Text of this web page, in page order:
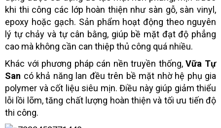
khi thi công các lớp hoàn thiện như sàn gỗ, sàn vinyl,
epoxy hoặc gạch. Sản phẩm hoạt động theo nguyên
lý tự chảy và tự cân bằng, giúp bề mặt đạt độ phẳng
cao mà không cần can thiệp thủ công quá nhiều.
Khác với phương pháp cán nền truyền thống,Vữa Tự
San có khả năng lan đều trên bề mặt nhờ hệ phụ gia
polymer và cốt liệu siêu mịn. Điều này giúp giảm thiểu
lỗi lồi lõm, tăng chất lượng hoàn thiện và tối ưu tiến độ
thi công.